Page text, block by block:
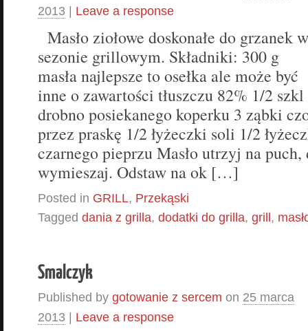
2013 | Leave a response
Masło ziołowe doskonałe do grzanek w
sezonie grillowym. Składniki: 300 g
masła najlepsze to osełka ale może być
inne o zawartości tłuszczu 82% 1/2 szkl
drobno posiekanego koperku 3 ząbki
przez praskę 1/2 łyżeczki soli 1/2
czarnego pieprzu Masło utrzyj na
wymieszaj. Odstaw na ok […]
Posted in GRILL, Przekąski
Tagged dania z grilla, dodatki do grilla, grill,
Smalczyk
Published by gotowanie z sercem on 25 marca
2013 | Leave a response